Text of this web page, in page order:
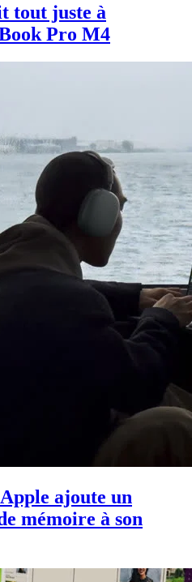
tout juste à
Pro M4
ajoute un
mémoire à son